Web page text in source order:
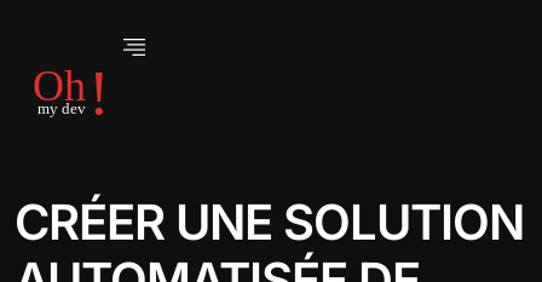
CRÉER UNE SOLUTION